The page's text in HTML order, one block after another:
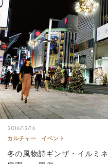
2016/12/16
カルチャー
イベント
冬の風物詩ギンザ・イルミ